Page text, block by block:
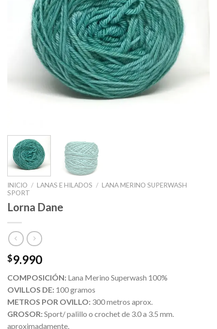
INICIO / LANAS E HILADOS / LANA MERINO SUPERWASH
SPORT
Lorna Dane
$9.990
COMPOSICIÓN: Lana Merino Superwash 100%
OVILLOS DE: 100 gramos
METROS POR OVILLO: 300 metros aprox.
GROSOR:Sport/ palillo o crochet de 3.0 a 3.5 mm.
aproximadamente.